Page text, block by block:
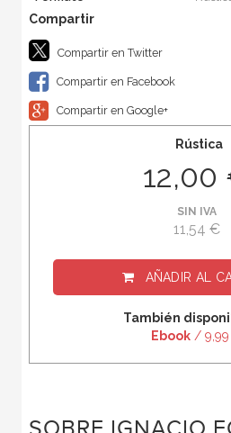
Compartir en Twitter
Compartir en Facebook
Compartir en Google+
Rústica
12,00
SIN IVA
11,54 €
AÑADIR AL
También
Ebook /